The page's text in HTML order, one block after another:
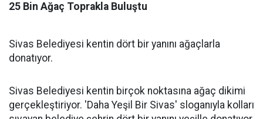
25 Bin Ağaç Toprakla Buluştu
Sivas Belediyesi kentin dört bir yanını ağaçlarla
donatıyor.
Sivas Belediyesi kentin birçok noktasına ağaç dikimi
gerçekleştiriyor. 'Daha Yeşil Bir Sivas' sloganıyla kolları